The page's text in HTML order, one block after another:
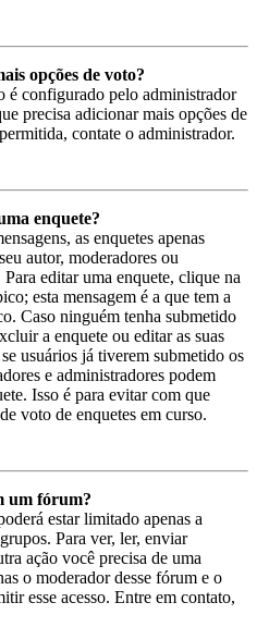
opções de voto?
é configurado pelo administrador
precisa adicionar mais opções de
contate o administrador.
enquete?
as enquetes apenas
autor, moderadores ou
editar uma enquete, clique na
esta mensagem é a que tem a
Caso ninguém tenha submetido
a enquete ou editar as suas
usuários já tiverem submetido os
e administradores podem
Isso é para evitar com que
voto de enquetes em curso.
um fórum?
estar limitado apenas a
Para ver, ler, enviar
ação você precisa de uma
o moderador desse fórum e o
esse acesso. Entre em contato,